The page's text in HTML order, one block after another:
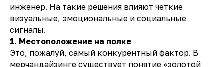
инженер. На такие решения влияют четкие
визуальные, эмоциональные и социальные
сигналы.
1. Местоположение на полке
Это, пожалуй, самый конкурентный фактор. В
мерчандайзинге существует понятие «золотой